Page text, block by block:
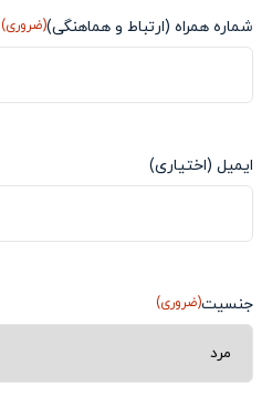
شماره همراه (ارتباط و هماهنگی)(ضروری)
ایمیل (اختیاری)
جنسیت(ضروری)